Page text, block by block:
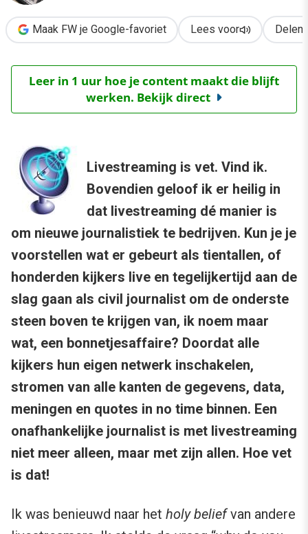
Maak FW je Google-favoriet Lees voor Delen
Leer in 1 uur hoe je content maakt die blijft
werken. Bekijk direct
Livestreaming is vet. Vind ik.
Bovendien geloof ik er heilig in
dat livestreaming dé manier is
om nieuwe journalistiek te bedrijven. Kun je je
voorstellen wat er gebeurt als tientallen, of
honderden kijkers live en tegelijkertijd aan de
slag gaan als civil journalist om de onderste
steen boven te krijgen van, ik noem maar
wat, een bonnetjesaffaire? Doordat alle
kijkers hun eigen netwerk inschakelen,
stromen van alle kanten de gegevens, data,
meningen en quotes in no time binnen. Een
onafhankelijke journalist is met livestreaming
niet meer alleen, maar met zijn allen. Hoe vet
is dat!
Ik was benieuwd naar het holy beliefvan andere